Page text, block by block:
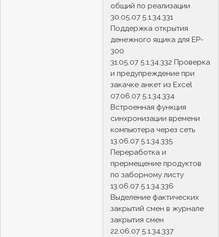
общий по реализации
30.05.07 5.1.34.331
Поддержка открытия
денежного ящика для EP-
300
31.05.07 5.1.34.332 Проверка
и предупреждение при
закачке анкет из Excel
07.06.07 5.1.34.334
Встроенная функция
синхронизации времени
компьютера через сеть
13.06.07 5.1.34.335
Переработка и
прермещение продуктов
по заборному листу
13.06.07 5.1.34.336
Выделение фактических
закрытий смен в журнале
закрытия смен
22.06.07 5.1.34.337